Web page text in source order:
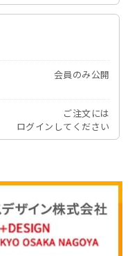
会員のみ公開
ご注文には
ログイン してください